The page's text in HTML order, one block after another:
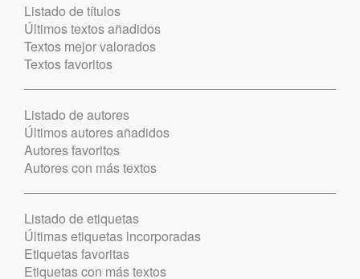
Listado de títulos
Últimos textos añadidos
Textos mejor valorados
Textos favoritos
Listado de autores
Últimos autores añadidos
Autores favoritos
Autores con más textos
Listado de etiquetas
Últimas etiquetas incorporadas
Etiquetas favoritas
Etiquetas con más textos